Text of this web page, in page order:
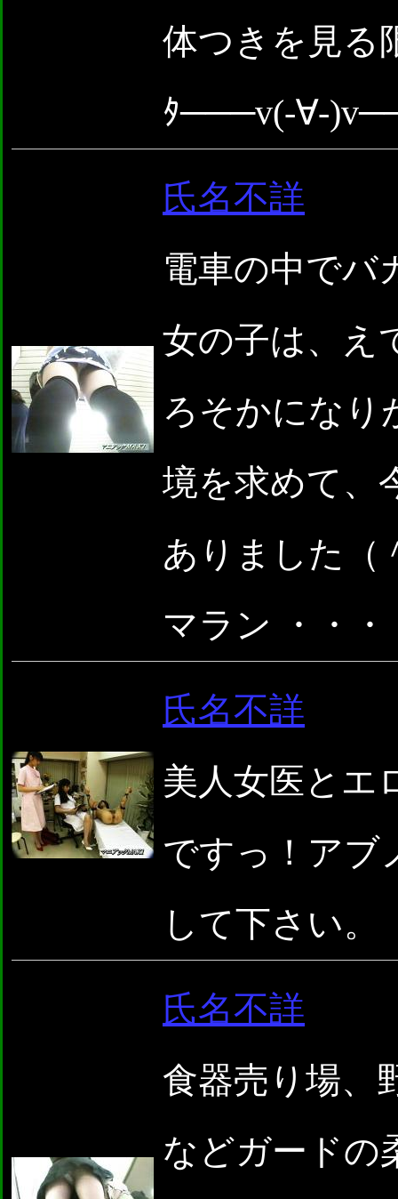
体つきを見る
ﾀ───v(-∀-
氏名不詳
電車の中でバ
女の子は、え
ろそかになり
境を求めて、
ありました（
マラン ・・・
氏名不詳
美人女医とエ
ですっ！アブ
して下さい。
氏名不詳
食器売り場、
などガードの